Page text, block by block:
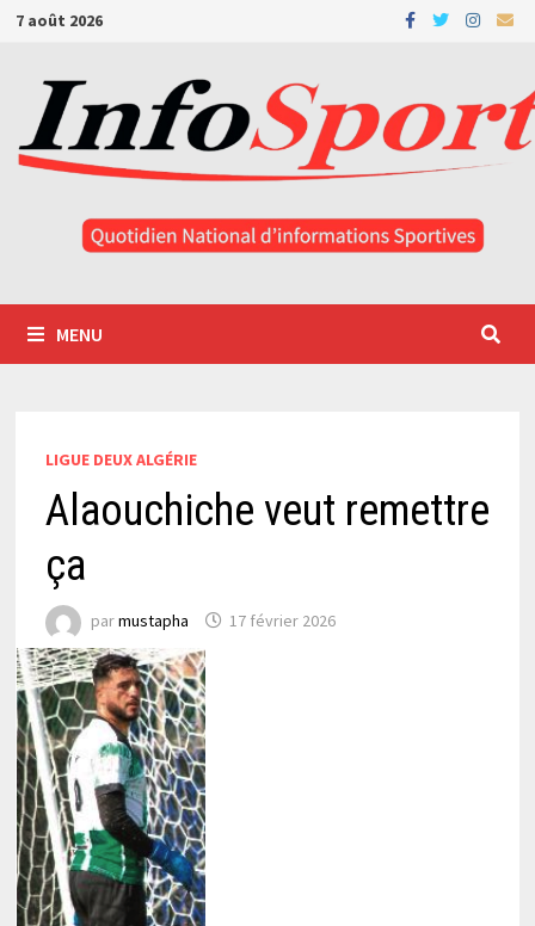
Passer
contenu
7 août 2026
MENU
LIGUE DEUX ALGÉRIE
Alaouchiche veut remettre
ça
parmustapha 17 février 2026